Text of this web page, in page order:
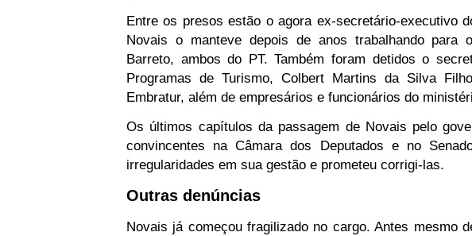
Entre os presos estão o agora ex-secretário-executivo
Novais o manteve depois de anos trabalhando para
Barreto, ambos do PT. Também foram detidos o
Programas de Turismo, Colbert Martins da Silva
Embratur, além de empresários e funcionários do
Os últimos capítulos da passagem de Novais pelo
convincentes na Câmara dos Deputados e no
irregularidades em sua gestão e prometeu corrigi-las.
Outras denúncias
Novais já começou fragilizado no cargo. Antes mesmo